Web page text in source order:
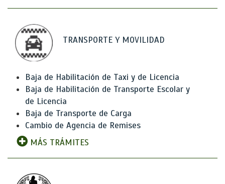
TRANSPORTE Y MOVILIDAD
Baja de Habilitación de Taxi y de Licencia
Baja de Habilitación de Transporte Escolar y
de Licencia
Baja de Transporte de Carga
Cambio de Agencia de Remises
MÁS TRÁMITES